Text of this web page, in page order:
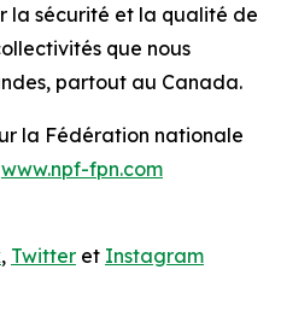
la sécurité et la qualité de
que nous
partout au Canada.
la Fédération nationale
www.npf-fpn.com
, Twitter et Instagram